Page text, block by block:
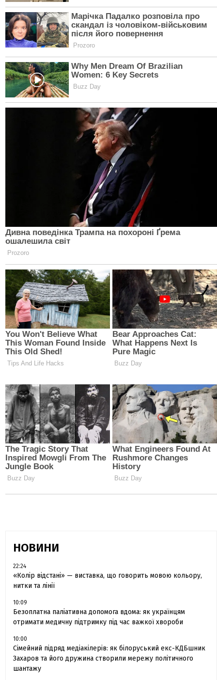
НОВИНИ
22:24
«Колір відстані» — виставка, що говорить мовою кольору,
нитки та лінії
10:09
Безоплатна паліативна допомога вдома: як українцям
отримати медичну підтримку під час важкої хвороби
10:00
Сімейний підряд медіакілерів: як білоруський екс-КДБшник
Захаров та його дружина створили мережу політичного
шантажу